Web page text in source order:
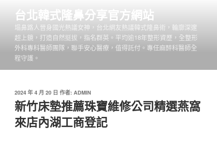
台北韓式隆鼻分享官方網站
塌鼻路人晉身國光熱議女神，台北網友熱議韓式隆鼻術，輪廓深邃
超上鏡，打造自然挺拔，指名群英。平均逾18年整形資歷，全整形
外科專科醫師團隊，聯手安心醫療，值得託付。專任麻醉科醫師全
程守護。
發
佈
於
2024 年 4 月 20 日 作者: ADMIN
新竹床墊推薦珠寶維修公司精選燕窩
來店內湖工商登記